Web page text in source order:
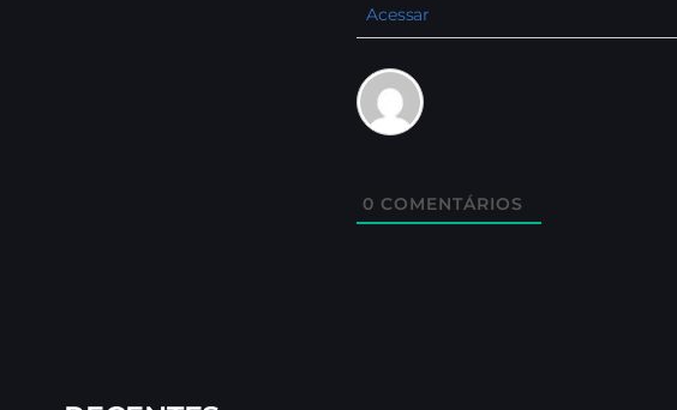
Acessar
0 COMENTÁRIOS